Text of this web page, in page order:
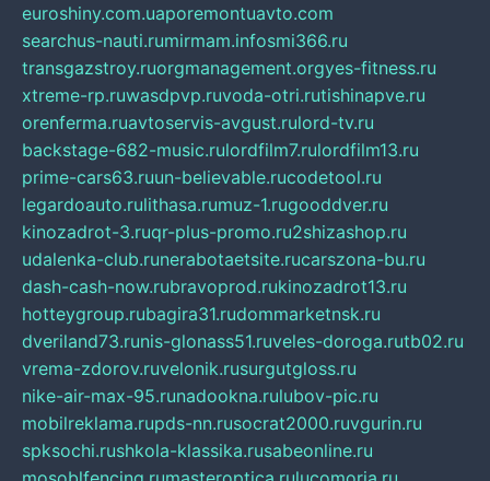
euroshiny.com.uaporemontuavto.com
searchus-nauti.rumirmam.infosmi366.ru
transgazstroy.ruorgmanagement.orgyes-fitness.ru
xtreme-rp.ruwasdpvp.ruvoda-otri.rutishinapve.ru
orenferma.ruavtoservis-avgust.rulord-tv.ru
backstage-682-music.rulordfilm7.rulordfilm13.ru
prime-cars63.ruun-believable.rucodetool.ru
legardoauto.rulithasa.rumuz-1.rugooddver.ru
kinozadrot-3.ruqr-plus-promo.ru2shizashop.ru
udalenka-club.runerabotaetsite.rucarszona-bu.ru
dash-cash-now.rubravoprod.rukinozadrot13.ru
hotteygroup.rubagira31.rudommarketnsk.ru
dveriland73.runis-glonass51.ruveles-doroga.rutb02.ru
vrema-zdorov.ruvelonik.rusurgutgloss.ru
nike-air-max-95.runadookna.rulubov-pic.ru
mobilreklama.rupds-nn.rusocrat2000.ruvgurin.ru
spksochi.rushkola-klassika.rusabeonline.ru